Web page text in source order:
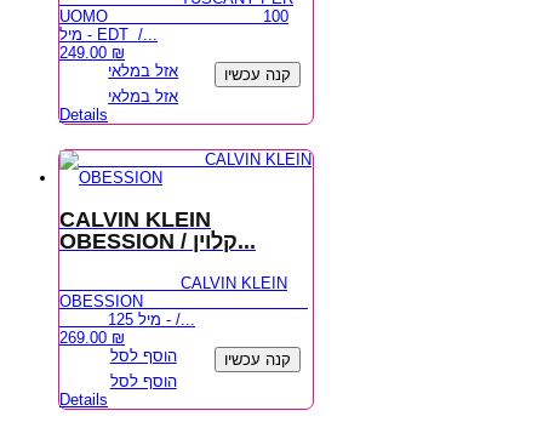
UOMO 100
מיל - EDT /...
249.00 ₪
אזל במלאי
קנה עכשיו
אזל במלאי
Details
CALVIN KLEIN
OBESSION / קלוין...
CALVIN KLEIN
OBESSION
125 מיל - /...
269.00 ₪
הוסף לסל
קנה עכשיו
הוסף לסל
Details